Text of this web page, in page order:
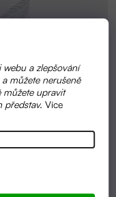
a zlepšování
můžete nerušeně
můžete upravit
představ.Více